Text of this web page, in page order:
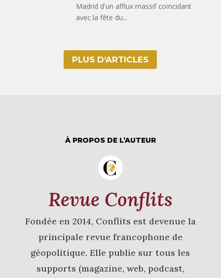
Madrid d'un afflux massif coïncidant
avec la fête du...
PLUS D‘ARTICLES
À PROPOS DE L’AUTEUR
Revue Conflits
Fondée en 2014, Conflits est devenue la
principale revue francophone de
géopolitique. Elle publie sur tous les
supports (magazine, web, podcast,